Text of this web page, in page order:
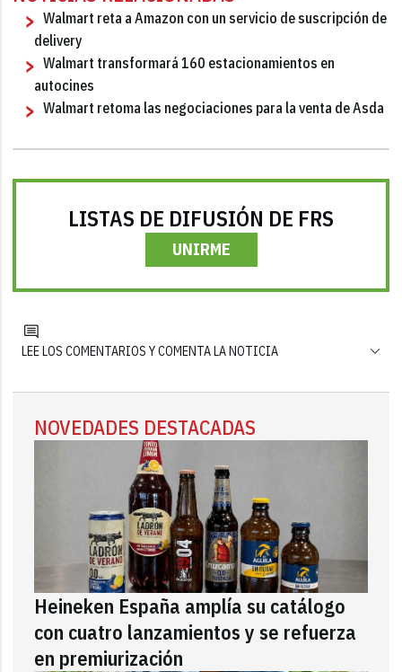
Walmart reta a Amazon con un servicio de suscripción de
delivery
Walmart transformará 160 estacionamientos en
autocines
Walmart retoma las negociaciones para la venta de Asda
LISTAS DE DIFUSIÓN DE FRS
UNIRME
LEE LOS COMENTARIOS Y COMENTA LA NOTICIA
NOVEDADES DESTACADAS
Heineken España amplía su catálogo
con cuatro lanzamientos y se refuerza
en premiurización